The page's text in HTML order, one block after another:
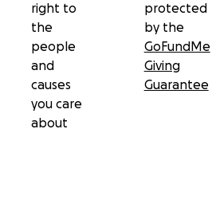
right to
the
people
and
causes
you care
about
protected
by the
GoFundMe
Giving
Guarantee